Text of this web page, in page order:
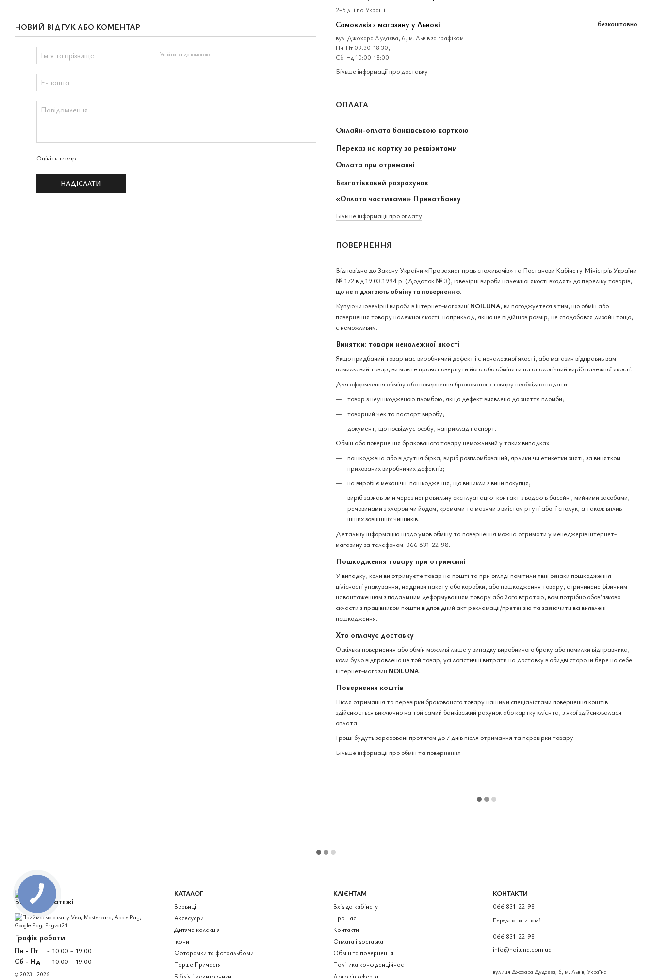
НОВИЙ ВІДГУК АБО КОМЕНТАР
Увійти за допомогою
Оцініть товар
НАДІСЛАТИ
2–5 дні по Україні
Самовивіз з магазину у Львові
вул. Джохара Дудаєва, 6, м. Львів за графіком
Пн-Пт 09:30-18:30,
Сб-Нд 10:00-18:00
безкоштовно
Більше інформації про доставку
ОПЛАТА
Онлайн-оплата банківською карткою
Переказ на картку за реквізитами
Оплата при отриманні
Безготівковий розрахунок
«Оплата частинами» ПриватБанку
Більше інформації про оплату
ПОВЕРНЕННЯ
Відповідно до Закону України «Про захист прав споживачів» та Постанови Кабінету Міністрів України
№ 172 від 19.03.1994 р. (Додаток № 3), ювелірні вироби належної якості входять до переліку товарів,
що не підлягають обміну та поверненню.
Купуючи ювелірні вироби в інтернет-магазині NOILUNA, ви погоджуєтеся з тим, що обмін або
повернення товару належної якості, наприклад, якщо не підійшов розмір, не сподобався дизайн тощо,
є неможливим.
Винятки: товари неналежної якості
Якщо придбаний товар має виробничий дефект і є неналежної якості, або магазин відправив вам
помилковий товар, ви маєте право повернути його або обміняти на аналогічний виріб належної якості.
Для оформлення обміну або повернення бракованого товару необхідно надати:
товар з неушкодженою пломбою, якщо дефект виявлено до зняття пломби;
товарний чек та паспорт виробу;
документ, що посвідчує особу, наприклад паспорт.
Обмін або повернення бракованого товару неможливий у таких випадках:
пошкоджена або відсутня бірка, виріб розпломбований, ярлики чи етикетки зняті, за винятком
прихованих виробничих дефектів;
на виробі є механічні пошкодження, що виникли з вини покупця;
виріб зазнав змін через неправильну експлуатацію: контакт з водою в басейні, мийними засобами,
речовинами з хлором чи йодом, кремами та мазями з вмістом ртуті або її сполук, а також вплив
інших зовнішніх чинників.
Детальну інформацію щодо умов обміну та повернення можна отримати у менеджерів інтернет-
магазину за телефоном: 066 831-22-98.
Пошкодження товару при отриманні
У випадку, коли ви отримуєте товар на пошті та при огляді помітили явні ознаки пошкодження
цілісності упакування, надриви пакету або коробки, або пошкодження товару, спричинене фізичним
навантаженням з подальшим деформуванням товару або його втратою, вам потрібно обов’язково
скласти з працівником пошти відповідний акт рекламації/претензію та зазначити всі виявлені
пошкодження.
Хто оплачує доставку
Оскільки повернення або обмін можливі лише у випадку виробничого браку або помилки відправника,
коли було відправлено не той товар, усі логістичні витрати на доставку в обидві сторони бере на себе
інтернет-магазин NOILUNA.
Повернення коштів
Після отримання та перевірки бракованого товару нашими спеціалістами повернення коштів
здійснюється виключно на той самий банківський рахунок або картку клієнта, з якої здійснювалася
оплата.
Гроші будуть зараховані протягом до 7 днів після отримання та перевірки товару.
Більше інформації про обмін та повернення
Безпечні платежі
Графік роботи
Пн - Пт
- 10:00 - 19:00
Сб - Нд
- 10:00 - 19:00
© 2023 - 2026
КАТАЛОГ
Вервиці
Аксесуари
Дитяча колекція
Ікони
Фоторамки та фотоальбоми
Перше Причастя
Біблія і молитовники
КЛІЄНТАМ
Вхід до кабінету
Про нас
Контакти
Оплата і доставка
Обмін та повернення
Політика конфіденційності
Договір оферта
КОНТАКТИ
066 831-22-98
Передзвонити вам?
066 831-22-98
info@noiluna.com.ua
вулиця Джохара Дудаєва, 6, м. Львів, Україна